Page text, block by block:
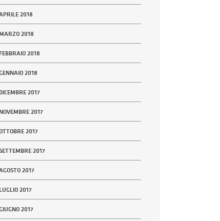
2018
2018
FEBBRAIO 2018
2018
DICEMBRE 2017
NOVEMBRE 2017
2017
2017
2017
LUGLIO 2017
2017